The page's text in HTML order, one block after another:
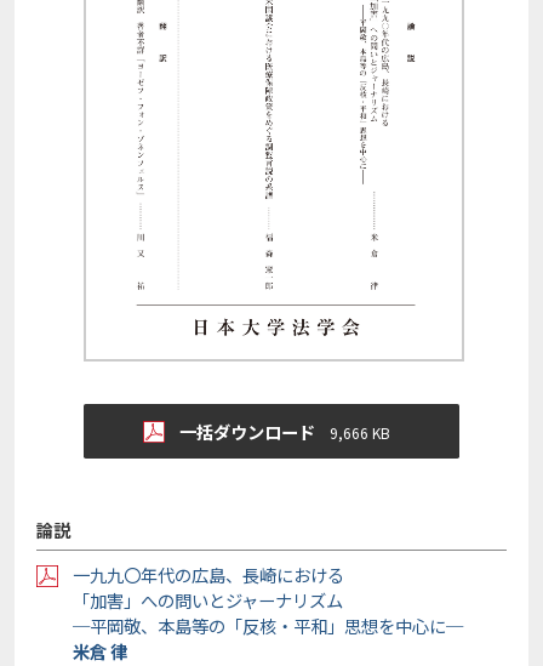
一括ダウンロード 9,666 KB
論説
一九九〇年代の広島、長崎における
「加害」への問いとジャーナリズム
─平岡敬、本島等の「反核・平和」思想を中心に─
米倉 律